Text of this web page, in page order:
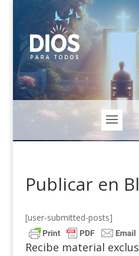
Publicar en
[user-submitted-posts]
Recibe material